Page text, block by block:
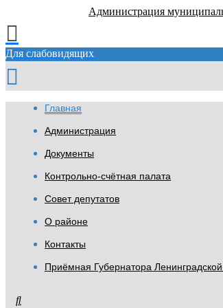
Администрация
Для слабовидящих
Главная
Администрация
Документы
Контрольно-счётная палата
Совет депутатов
О районе
Контакты
Приёмная Губернатора Ленинградской